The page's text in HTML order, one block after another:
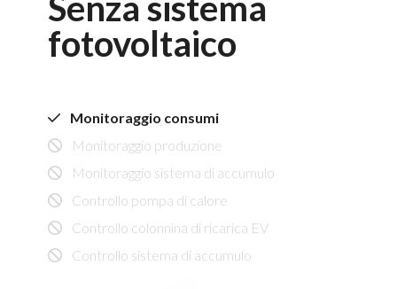
fotovoltaico
Monitoraggio consumi
Monitoraggio produzione
Monitoraggio sistema di accumulo
Controllo pompa di calore
Controllo colonnina di ricarica EV
Controllo sistema di accumulo